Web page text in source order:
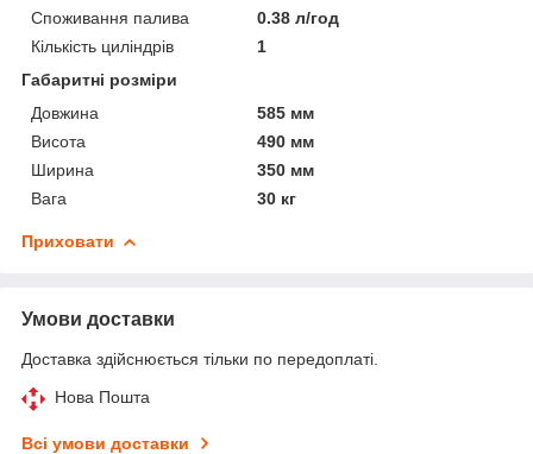
Споживання палива
0.38 л/год
Кількість циліндрів
1
Габаритні розміри
Довжина
585 мм
Висота
490 мм
Ширина
350 мм
Вага
30 кг
Приховати
Умови доставки
Доставка здійснюється тільки по передоплаті.
Нова Пошта
Всі умови доставки